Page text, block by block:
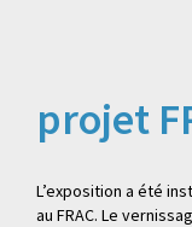
projet
L’exposition a été
au FRAC. Le